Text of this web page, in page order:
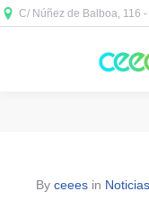
C/ Núñez de Balboa, 116
By ceees in Noticias